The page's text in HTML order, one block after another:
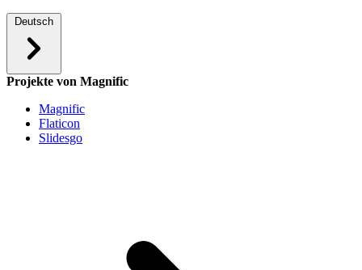
Deutsch
Projekte von Magnific
Magnific
Flaticon
Slidesgo